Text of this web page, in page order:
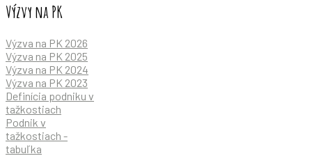
Výzvy na PK
Výzva na PK 2026
Výzva na PK 2025
Výzva na PK 2024
Výzva na PK 2023
Definícia podniku v
tažkostiach
Podnik v
tažkostiach -
tabuľka